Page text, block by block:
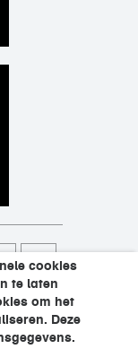
cookies
te laten
om het
Deze
865
…